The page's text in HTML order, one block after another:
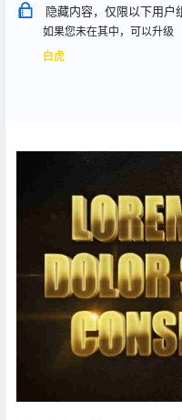
隐藏内容，仅限以下用户
如果您未在其中，可以升级
白虎